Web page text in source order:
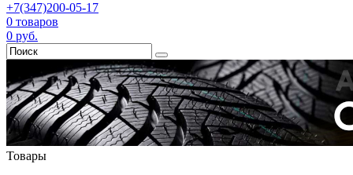
+7(347)200-05-17
0 товаров
0 руб.
Товары